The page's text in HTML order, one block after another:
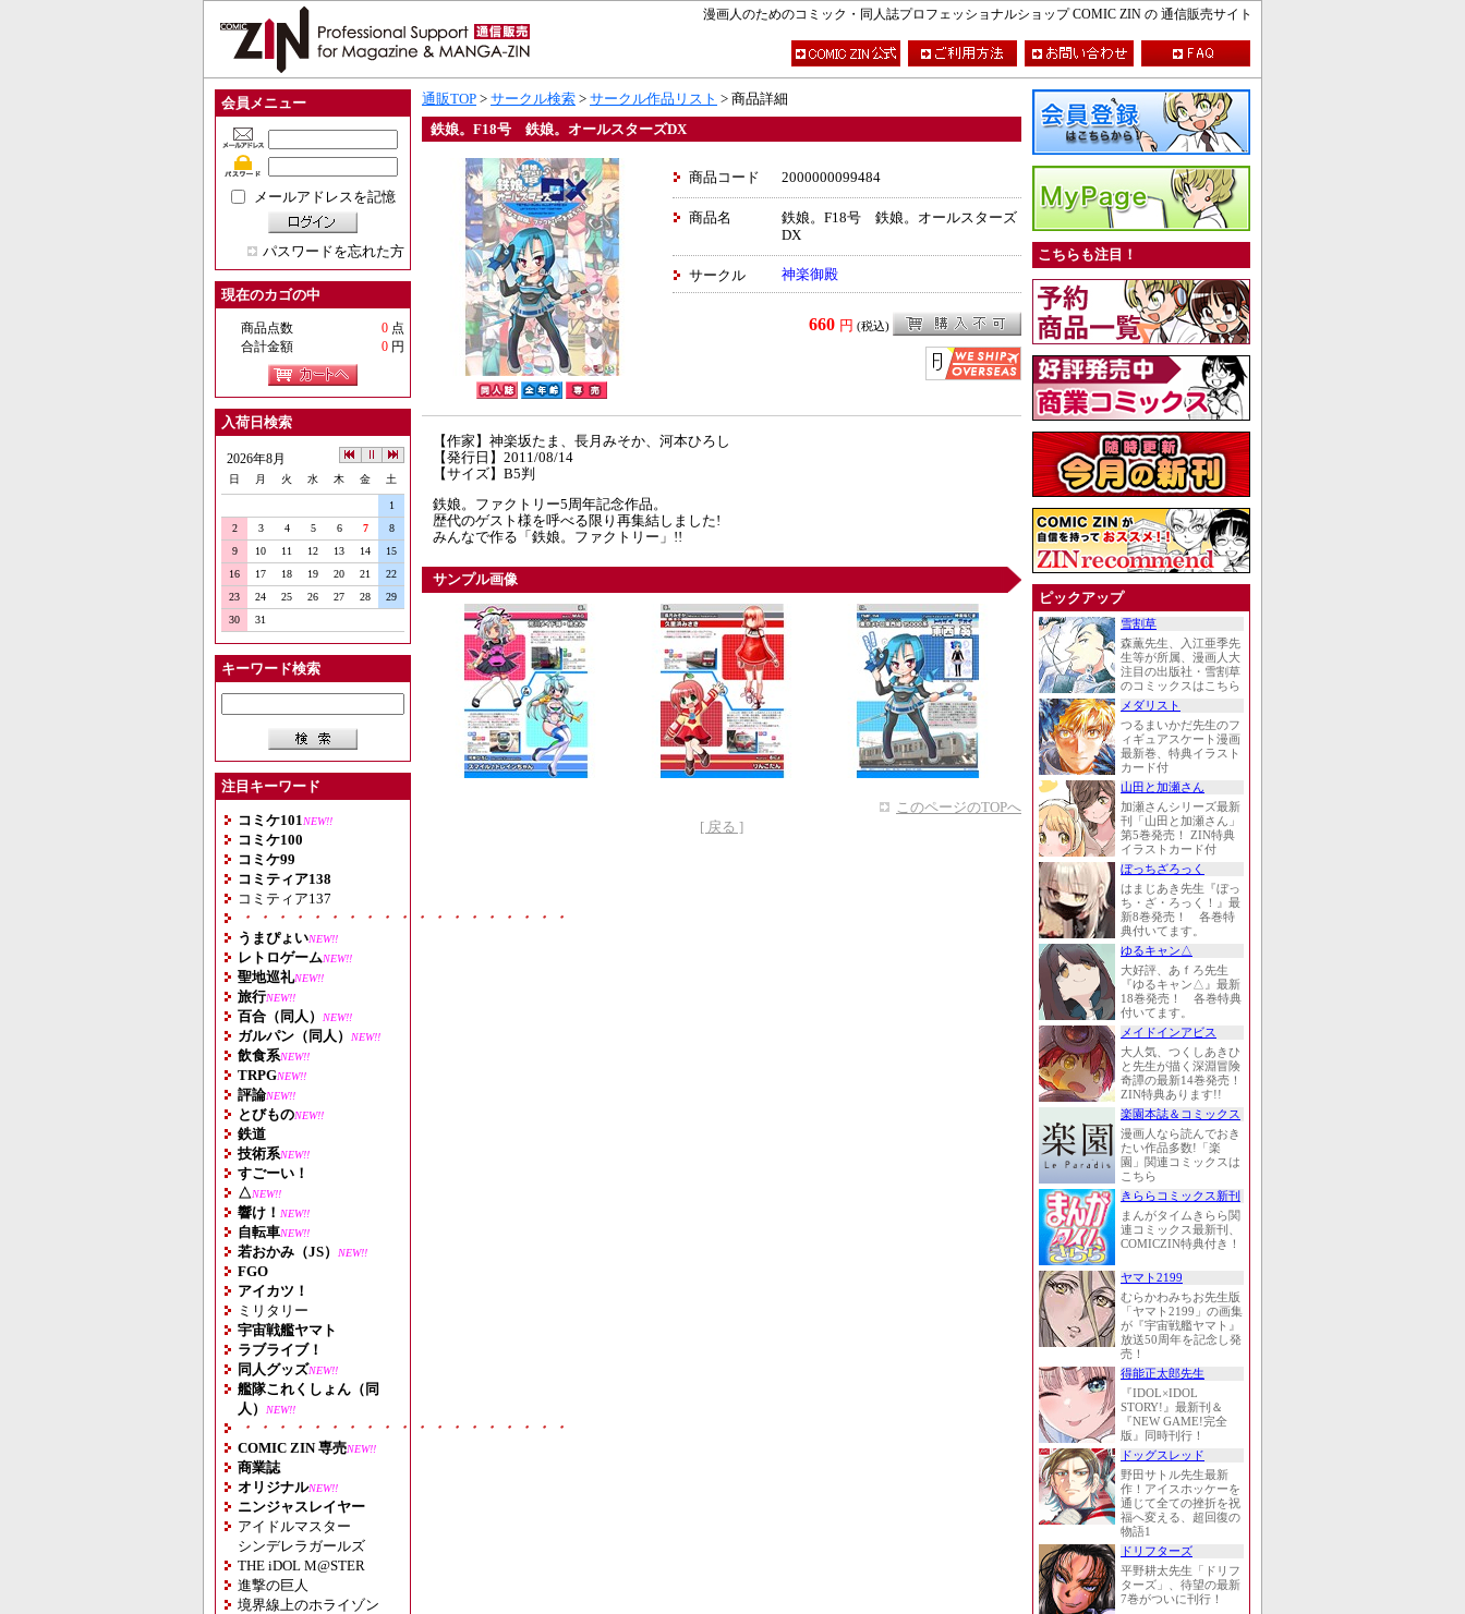
漫画人のためのコミック・同人誌プロフェッショナルショップ COMIC ZIN の 通信販売サイト
会員メニュー
メールアドレスを記憶
パスワードを忘れた方
現在のカゴの中
商品点数 0 点
合計金額
0 円
入荷日検索
2026年8月
日 月 火 水 木 金 土
1
2
3 4 5 6 7
8
9
10 11 12 13 14
15
16
17 18 19 20 21
22
23
24 25 26 27 28
29
30
31
キーワード検索
注目キーワード
コミケ101 NEW!!
コミケ100
コミケ99
コミティア138
コミティア137
・・・・・・・・・・・・・・・・・・・
うまぴょいNEW!!
レトロゲームNEW!!
聖地巡礼NEW!!
旅行NEW!!
百合（同人） NEW!!
ガルパン（同人） NEW!!
飲食系NEW!!
TRPGNEW!!
評論NEW!!
とびものNEW!!
鉄道
技術系NEW!!
すごーい！
△NEW!!
響け！ NEW!!
自転車NEW!!
若おかみ（JS） NEW!!
FGO
アイカツ！
ミリタリー
宇宙戦艦ヤマト
ラブライブ！
同人グッズNEW!!
艦隊これくしょん（同
人）
NEW!!
・・・・・・・・・・・・・・・・・・・
COMIC ZIN 専売NEW!!
商業誌
オリジナルNEW!!
ニンジャスレイヤー
アイドルマスター
シンデレラガールズ
THE iDOL M@STER
進撃の巨人
境界線上のホライゾン
通販TOP > サークル検索 > サークル作品リスト > 商品詳細
鉄娘。F18号 鉄娘。オールスターズDX
商品コード 2000000099484
商品名
鉄娘。F18号 鉄娘。オールスターズ
DX
サークル 神楽御殿
660 円 (税込)
【作家】神楽坂たま、長月みそか、河本ひろし
【発行日】2011/08/14
【サイズ】B5判
鉄娘。ファクトリー5周年記念作品。
歴代のゲスト様を呼べる限り再集結しました!
みんなで作る「鉄娘。ファクトリー」!!
サンプル画像
このページのTOPへ
[ 戻る ]
こちらも注目！
ピックアップ
雪割草
森薫先生、入江亜季先
生等が所属、漫画人大
注目の出版社・雪割草
のコミックスはこちら
メダリスト
つるまいかだ先生のフ
ィギュアスケート漫画
最新巻、特典イラスト
カード付
山田と加瀬さん
加瀬さんシリーズ最新
刊「山田と加瀬さん」
第5巻発売！ ZIN特典
イラストカード付
ぼっちざろっく
はまじあき先生『ぼっ
ち・ざ・ろっく！』最
新8巻発売！ 各巻特
典付いてます。
ゆるキャン△
大好評、あｆろ先生
『ゆるキャン△』最新
18巻発売！ 各巻特典
付いてます。
メイドインアビス
大人気、つくしあきひ
と先生が描く深淵冒険
奇譚の最新14巻発売！
ZIN特典あります!!
楽園本誌＆コミックス
漫画人なら読んでおき
たい作品多数!「楽
園」関連コミックスは
こちら
きららコミックス新刊
まんがタイムきらら関
連コミックス最新刊、
COMICZIN特典付き！
ヤマト2199
むらかわみちお先生版
「ヤマト2199」の画集
が『宇宙戦艦ヤマト』
放送50周年を記念し発
売！
得能正太郎先生
『IDOL×IDOL
STORY!』最新刊＆
『NEW GAME!完全
版』同時刊行！
ドッグスレッド
野田サトル先生最新
作！アイスホッケーを
通じて全ての挫折を祝
福へ変える、超回復の
物語1
ドリフターズ
平野耕太先生「ドリフ
ターズ」、待望の最新
7巻がついに刊行！